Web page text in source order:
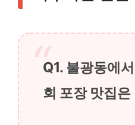
Q1. 불광동에
회 포장 맛집